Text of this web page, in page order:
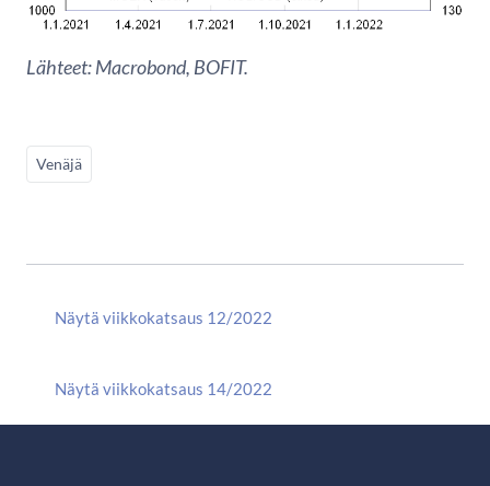
Lähteet: Macrobond, BOFIT.
Venäjä
Näytä viikkokatsaus 12/2022
Näytä viikkokatsaus 14/2022